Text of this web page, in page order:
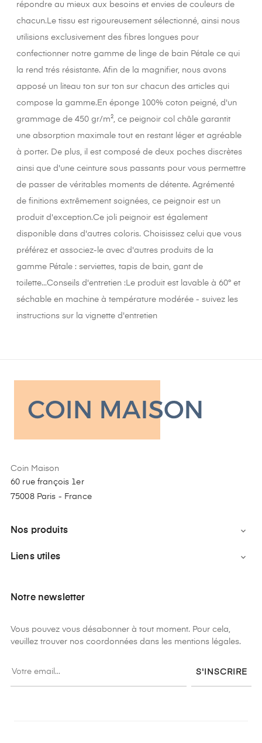
répondre au mieux aux besoins et envies de couleurs de
chacun.Le tissu est rigoureusement sélectionné, ainsi nous
utilisions exclusivement des fibres longues pour
confectionner notre gamme de linge de bain Pétale ce qui
la rend trés résistante. Afin de la magnifier, nous avons
apposé un liteau ton sur ton sur chacun des articles qui
compose la gamme.En éponge 100% coton peigné, d'un
grammage de 450 gr/m², ce peignoir col châle garantit
une absorption maximale tout en restant léger et agréable
à porter. De plus, il est composé de deux poches discrètes
ainsi que d'une ceinture sous passants pour vous permettre
de passer de véritables moments de détente. Agrémenté
de finitions extrêmement soignées, ce peignoir est un
produit d'exception.Ce joli peignoir est également
disponible dans d'autres coloris. Choisissez celui que vous
préférez et associez-le avec d'autres produits de la
gamme Pétale : serviettes, tapis de bain, gant de
toilette...Conseils d'entretien :Le produit est lavable à 60° et
séchable en machine à température modérée - suivez les
instructions sur la vignette d'entretien
Coin Maison
60 rue françois 1er
75008 Paris - France
Nos produits 
Liens utiles 
Notre newsletter
Vous pouvez vous désabonner à tout moment. Pour cela,
veuillez trouver nos coordonnées dans les mentions légales.
S'INSCRIRE